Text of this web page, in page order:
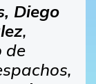
Diego
,
de